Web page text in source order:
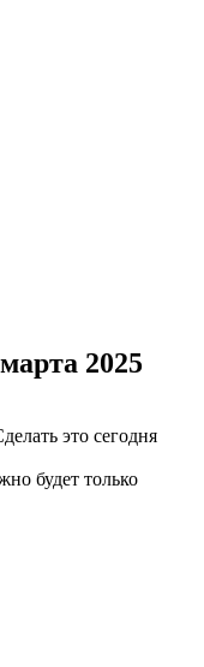
2025
это сегодня
будет только